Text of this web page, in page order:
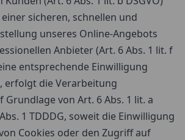
sicheren, schnellen und
unseres Online-Angebots
Anbieter (Art. 6 Abs. 1 lit. f
entsprechende Einwilligung
erfolgt die Verarbeitung
Grundlage von Art. 6 Abs. 1 lit. a
1 TDDDG, soweit die Einwilligung
Cookies oder den Zugriff auf